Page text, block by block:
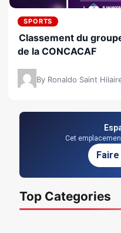
SPORTS
Classement du
de la CONCACAF
By Ronaldo Saint
Cet
Top Categories